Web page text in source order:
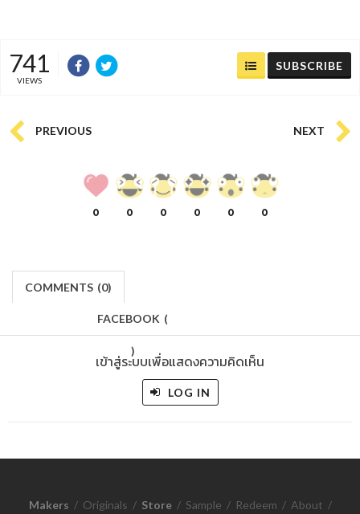
741
VIEWS
SUBSCRIBE
PREVIOUS NEXT
0 0 0 0 0 0
COMMENTS (0)
FACEBOOK (
)
เข้าสู่ระบบเพื่อแสดงความคิดเห็น
LOG IN
Makers / Originals / Store / Sample / Redeem / About /